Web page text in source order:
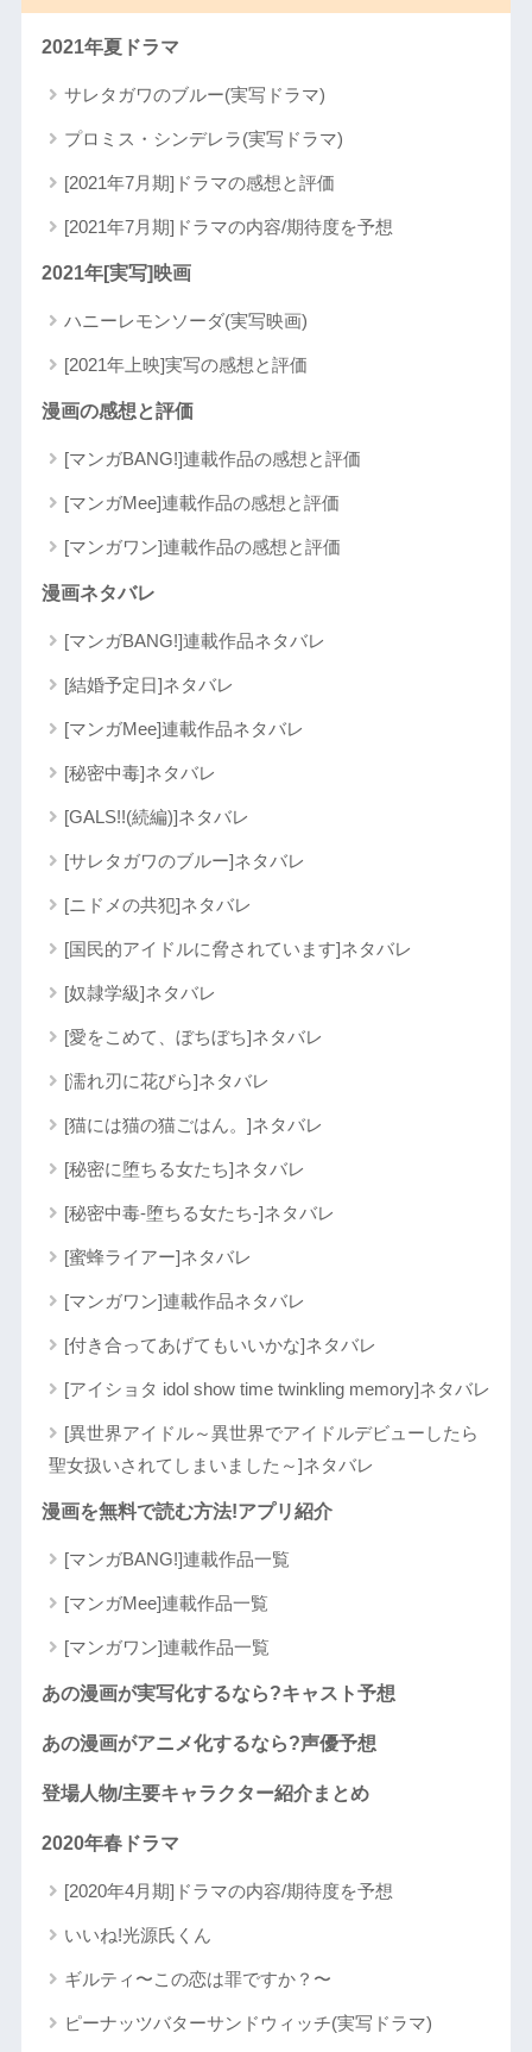
2021年夏ドラマ
サレタガワのブルー(実写ドラマ)
プロミス・シンデレラ(実写ドラマ)
[2021年7月期]ドラマの感想と評価
[2021年7月期]ドラマの内容/期待度を予想
2021年[実写]映画
ハニーレモンソーダ(実写映画)
[2021年上映]実写の感想と評価
漫画の感想と評価
[マンガBANG!]連載作品の感想と評価
[マンガMee]連載作品の感想と評価
[マンガワン]連載作品の感想と評価
漫画ネタバレ
[マンガBANG!]連載作品ネタバレ
[結婚予定日]ネタバレ
[マンガMee]連載作品ネタバレ
[秘密中毒]ネタバレ
[GALS!!(続編)]ネタバレ
[サレタガワのブルー]ネタバレ
[ニドメの共犯]ネタバレ
[国民的アイドルに脅されています]ネタバレ
[奴隷学級]ネタバレ
[愛をこめて、ぼちぼち]ネタバレ
[濡れ刃に花びら]ネタバレ
[猫には猫の猫ごはん。]ネタバレ
[秘密に堕ちる女たち]ネタバレ
[秘密中毒-堕ちる女たち-]ネタバレ
[蜜蜂ライアー]ネタバレ
[マンガワン]連載作品ネタバレ
[付き合ってあげてもいいかな]ネタバレ
[アイショタ idol show time twinkling memory]ネタバレ
[異世界アイドル～異世界でアイドルデビューしたら
聖女扱いされてしまいました～]ネタバレ
漫画を無料で読む方法!アプリ紹介
[マンガBANG!]連載作品一覧
[マンガMee]連載作品一覧
[マンガワン]連載作品一覧
あの漫画が実写化するなら?キャスト予想
あの漫画がアニメ化するなら?声優予想
登場人物/主要キャラクター紹介まとめ
2020年春ドラマ
[2020年4月期]ドラマの内容/期待度を予想
いいね!光源氏くん
ギルティ〜この恋は罪ですか？〜
ピーナッツバターサンドウィッチ(実写ドラマ)